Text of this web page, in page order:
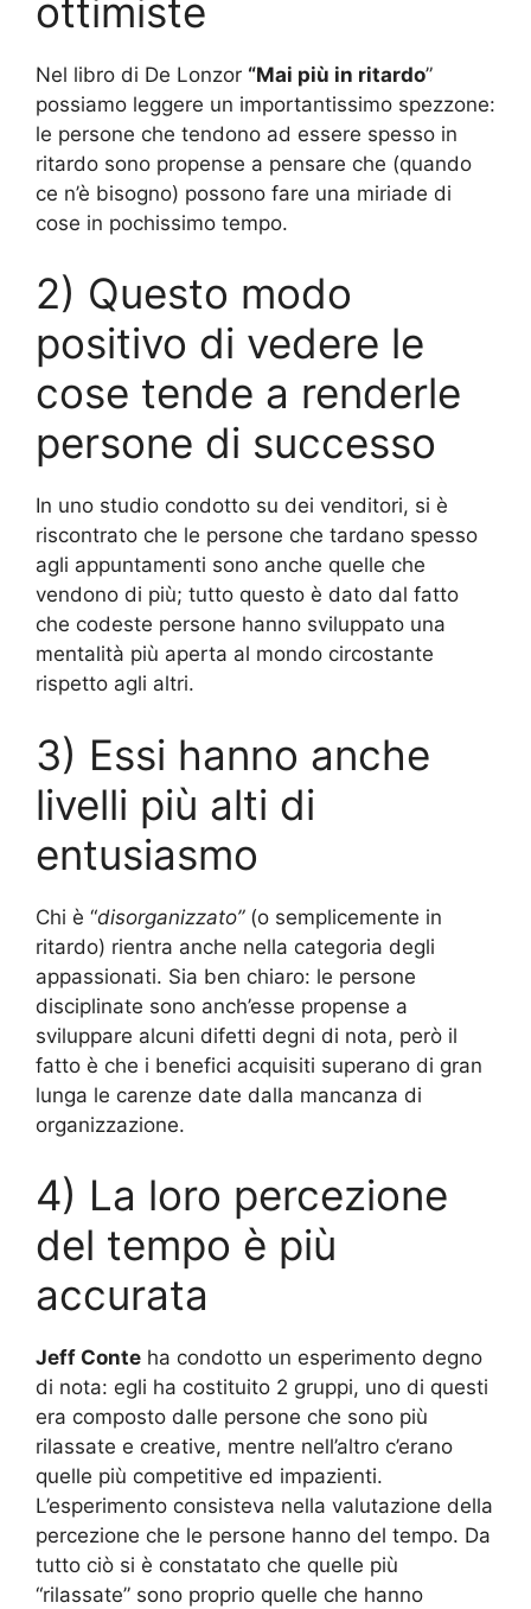
ottimiste
Nel libro di De Lonzor “Mai più in ritardo”
possiamo leggere un importantissimo spezzone:
le persone che tendono ad essere spesso in
ritardo sono propense a pensare che (quando
ce n’è bisogno) possono fare una miriade di
cose in pochissimo tempo.
2) Questo modo
positivo di vedere le
cose tende a renderle
persone di successo
In uno studio condotto su dei venditori, si è
riscontrato che le persone che tardano spesso
agli appuntamenti sono anche quelle che
vendono di più; tutto questo è dato dal fatto
che codeste persone hanno sviluppato una
mentalità più aperta al mondo circostante
rispetto agli altri.
3) Essi hanno anche
livelli più alti di
entusiasmo
Chi è “disorganizzato” (o semplicemente in
ritardo) rientra anche nella categoria degli
appassionati. Sia ben chiaro: le persone
disciplinate sono anch’esse propense a
sviluppare alcuni difetti degni di nota, però il
fatto è che i benefici acquisiti superano di gran
lunga le carenze date dalla mancanza di
organizzazione.
4) La loro percezione
del tempo è più
accurata
Jeff Conte ha condotto un esperimento degno
di nota: egli ha costituito 2 gruppi, uno di questi
era composto dalle persone che sono più
rilassate e creative, mentre nell’altro c’erano
quelle più competitive ed impazienti.
L’esperimento consisteva nella valutazione della
percezione che le persone hanno del tempo. Da
tutto ciò si è constatato che quelle più
“rilassate” sono proprio quelle che hanno